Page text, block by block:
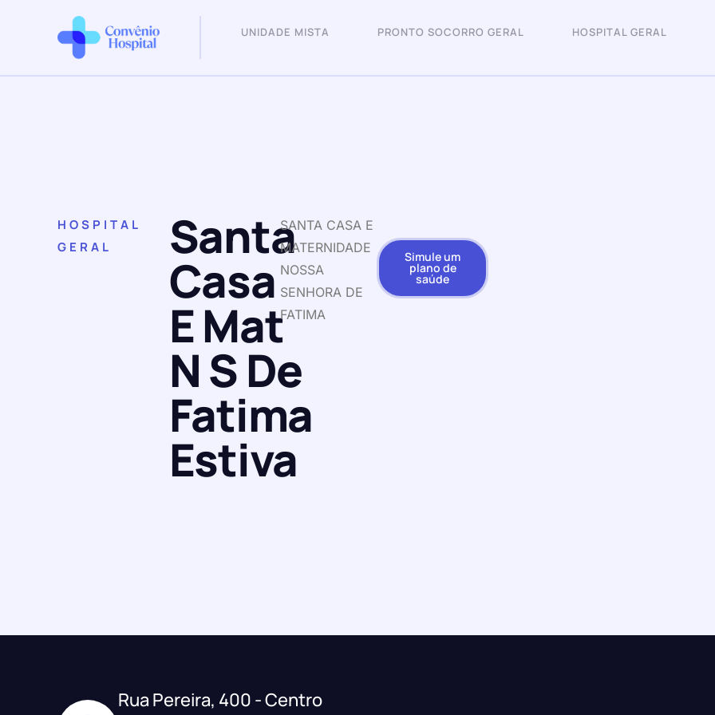
UNIDADE MISTA PRONTO SOCORRO GERAL HOSPITAL GERAL
HOSPITAL
GERAL
Santa
Casa
E Mat
N S De
Fatima
Estiva
SANTA CASA E
MATERNIDADE
NOSSA
SENHORA DE
FATIMA
Simule um
plano de
saúde
Rua Pereira, 400 - Centro